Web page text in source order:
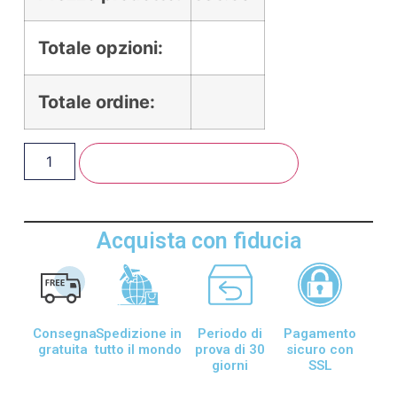
Totale opzioni:
Totale ordine:
Acquista con fiducia
Consegna
gratuita
Spedizione in
tutto il mondo
Periodo di
prova di 30
giorni
Pagamento
sicuro con
SSL